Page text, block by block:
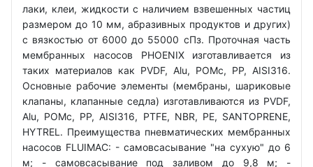
лаки, клеи, жидкости с наличием взвешенных частиц
размером до 10 мм, абразивных продуктов и других)
с вязкостью от 6000 до 55000 сПз. Проточная часть
мембранных насосов PHOENIX изготавливается из
таких материалов как PVDF, Alu, POMc, PP, AISI316.
Основные рабочие элементы (мембраны, шариковые
клапаны, клапанные седла) изготавливаются из PVDF,
Alu, POMc, PP, AISI316, PTFE, NBR, PE, SANTOPRENE,
HYTREL. Преимущества пневматических мембранных
насосов FLUIMAC: - самовсасывание "на сухую" до 6
м; - самовсасывание под заливом до 9,8 м; -